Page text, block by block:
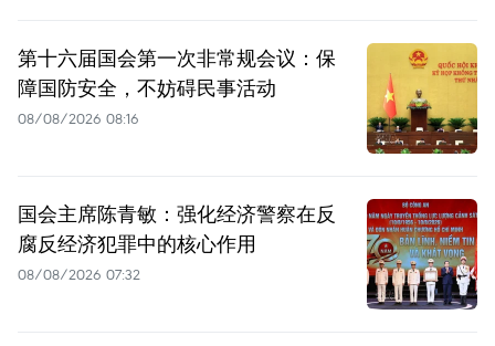
第十六届国会第一次非常规会议：保
障国防安全，不妨碍民事活动
08/08/2026 08:16
国会主席陈青敏：强化经济警察在反
腐反经济犯罪中的核心作用
08/08/2026 07:32